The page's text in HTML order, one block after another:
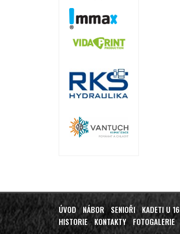
ÚVOD NÁBOR SENIOŘI KADETI U 16
HISTORIE
KONTAKTY FOTOGALERIE